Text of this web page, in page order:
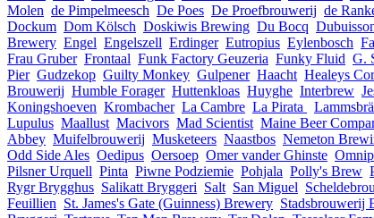
Molen de Pimpelmeesch De Poes De Proefbrouwerij de
Dockum Dom Kölsch Doskiwis Brewing Du Bocq
Brewery Engel Engelszell Erdinger Eutropius Eylenbosch
Frau Gruber Frontaal Funk Factory Geuzeria Funky Fluid G.
Pier Gudzekop Guilty Monkey Gulpener Haacht Healeys
Brouwerij Humble Forager Huttenkloas Huyghe Interbrew
Koningshoeven Krombacher La Cambre La Pirata
Lupulus Maallust Macivors Mad Scientist Maine Beer
Abbey Muifelbrouwerij Musketeers Naastbos Nemeton
Odd Side Ales Oedipus Oersoep Omer vander Ghinste
Pilsner Urquell Pinta Piwne Podziemie Pohjala Polly's Brew
Rygr Brygghus Salikatt Bryggeri Salt San Miguel
Feuillien St. James's Gate (Guinness) Brewery Stadsbrouwerij